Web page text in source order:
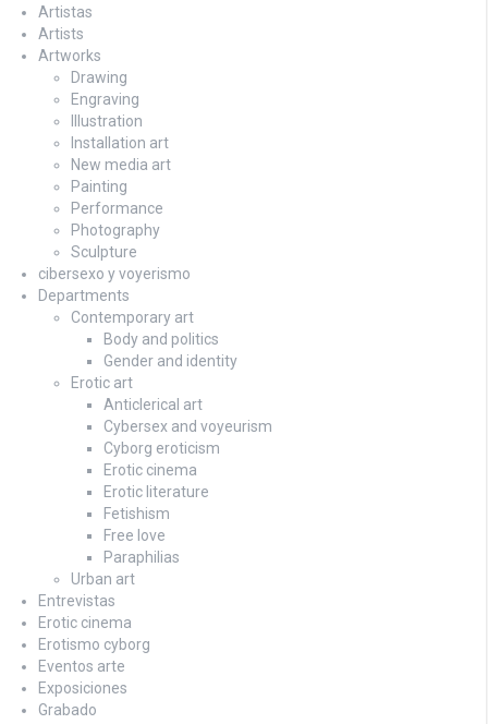
Artistas
Artists
Artworks
Drawing
Engraving
Illustration
Installation art
New media art
Painting
Performance
Photography
Sculpture
cibersexo y voyerismo
Departments
Contemporary art
Body and politics
Gender and identity
Erotic art
Anticlerical art
Cybersex and voyeurism
Cyborg eroticism
Erotic cinema
Erotic literature
Fetishism
Free love
Paraphilias
Urban art
Entrevistas
Erotic cinema
Erotismo cyborg
Eventos arte
Exposiciones
Grabado